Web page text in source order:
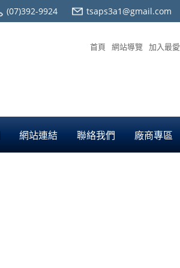
(07)392-9924 tsaps3a1@gmail.com
首頁 網站導覽 加入最愛
網站連結 聯絡我們 廠商專區